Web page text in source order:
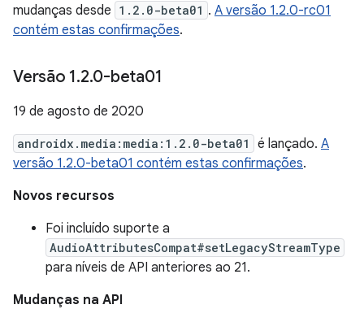
mudanças desde 1.2.0-beta01 . A versão 1.2.0-rc01
contém estas confirmações.
Versão 1.2.0-beta01
19 de agosto de 2020
androidx.media:media:1.2.0-beta01 é lançado. A
versão 1.2.0-beta01 contém estas confirmações.
Novos recursos
Foi incluído suporte a
AudioAttributesCompat#setLegacyStreamType
para níveis de API anteriores ao 21.
Mudanças na API